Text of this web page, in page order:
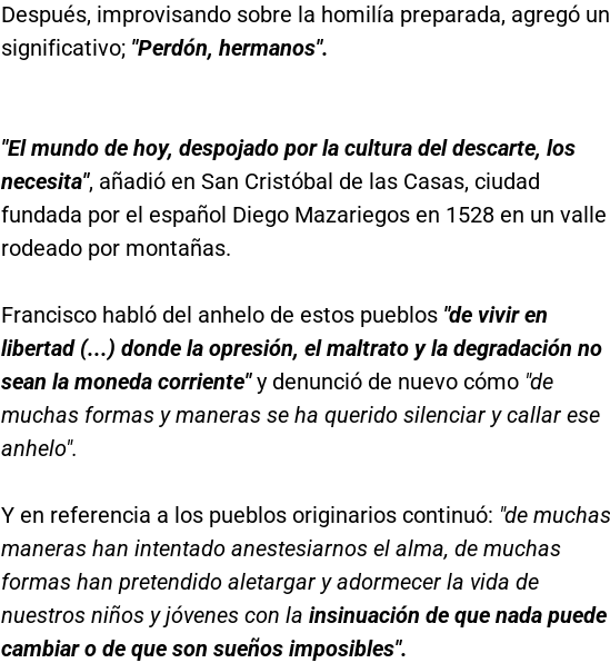
Después, improvisando sobre la homilía preparada, agregó un
significativo;"Perdón, hermanos".
"El mundo de hoy, despojado por la cultura del descarte, los
necesita", añadió en San Cristóbal de las Casas, ciudad
fundada por el español Diego Mazariegos en 1528 en un valle
rodeado por montañas.
Francisco habló del anhelo de estos pueblos "de vivir en
libertad (...) donde la opresión, el maltrato y la degradación no
sean la moneda corriente"y denunció de nuevo cómo"de
muchas formas y maneras se ha querido silenciar y callar ese
anhelo".
Y en referencia a los pueblos originarios continuó: "de muchas
maneras han intentado anestesiarnos el alma, de muchas
formas han pretendido aletargar y adormecer la vida de
nuestros niños y jóvenes con la insinuación de que nada puede
cambiar o de que son sueños imposibles".